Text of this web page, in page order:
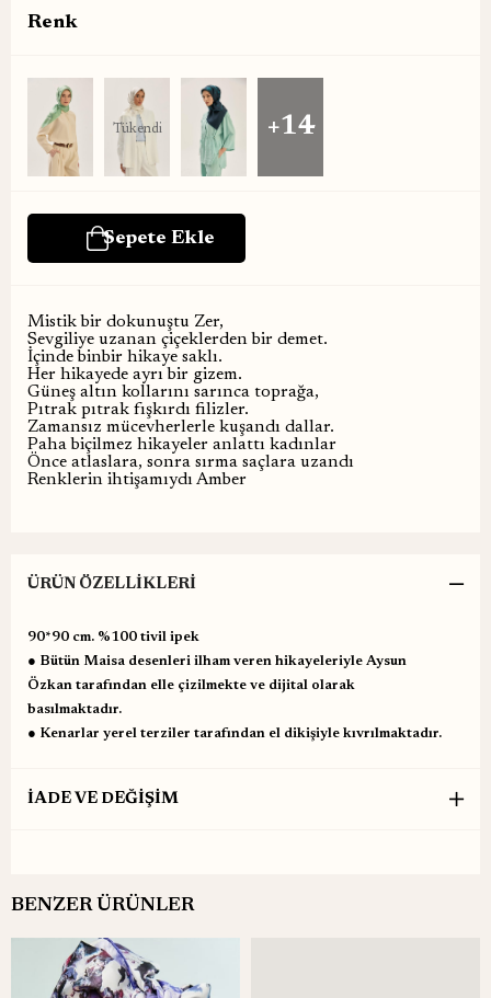
Renk
Tükendi +14
Mistik bir dokunuştu Zer,
Sevgiliye uzanan çiçeklerden bir demet.
İçinde binbir hikaye saklı.
Her hikayede ayrı bir gizem.
Güneş altın kollarını sarınca toprağa,
Pıtrak pıtrak fışkırdı filizler.
Zamansız mücevherlerle kuşandı dallar.
Paha biçilmez hikayeler anlattı kadınlar
Önce atlaslara, sonra sırma saçlara uzandı
Renklerin ihtişamıydı Amber
ÜRÜN ÖZELLIKLERI
90*90 cm. %100 tivil ipek
● Bütün Maisa desenleri ilham veren hikayeleriyle Aysun
Özkan tarafından elle çizilmekte ve dijital olarak
basılmaktadır.
● Kenarlar yerel terziler tarafından el dikişiyle kıvrılmaktadır.
İADE VE DEĞİŞİM
BENZER ÜRÜNLER